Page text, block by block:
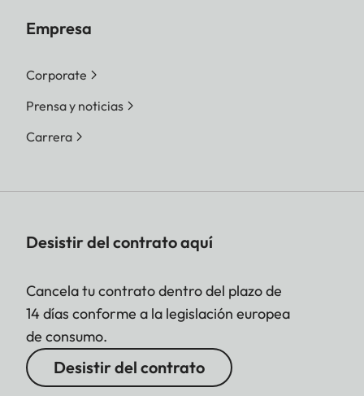
Empresa
Corporate
Prensa y noticias
Carrera
Desistir del contrato aquí
Cancela tu contrato dentro del plazo de
14 días conforme a la legislación europea
de consumo.
Desistir del contrato